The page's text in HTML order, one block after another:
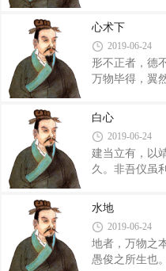
本而游诸乐，
若何？”莫善于
代鸟飞，使弊
位，静乃自
难得也。虚其
人皆欲智而莫
无自夺，求之
父子人间之事
体谓之礼，简
心术下
2019-06-24
形不正者，德
万物毕得，翼
德。是故意气
之义也。充不
人若天然，无
天下者也。
下治。实不伤
筮而知凶吉乎
之于己乎？故
白心
2019-06-24
建当立有，以
久。非吾仪虽
随。故其言
其所生。知其
则知其名。故
多于日月；民
物在其时，明
水地
2019-06-24
地者，万物之
愚俊之所生也